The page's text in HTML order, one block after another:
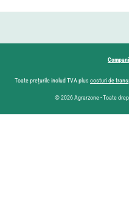
Toate prețurile includ TVA plus costuri de
© 2026 Agrarzone - Toate